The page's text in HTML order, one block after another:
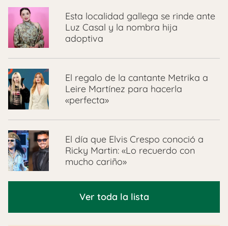
Esta localidad gallega se rinde ante
Luz Casal y la nombra hija
adoptiva
El regalo de la cantante Metrika a
Leire Martínez para hacerla
«perfecta»
El día que Elvis Crespo conoció a
Ricky Martin: «Lo recuerdo con
mucho cariño»
Ver toda la lista